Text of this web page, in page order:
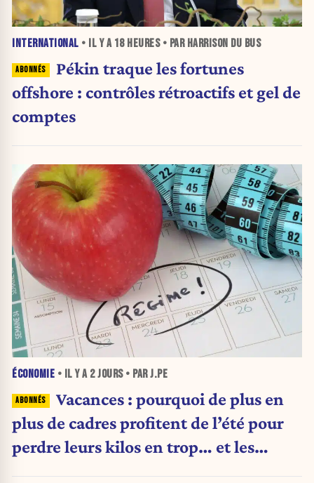
INTERNATIONAL • IL Y A 18 HEURES• PAR HARRISON DU BUS
Pékin traque les fortunes
offshore : contrôles rétroactifs et gel de
comptes
ÉCONOMIE • IL Y A 2 JOURS• PAR J.PE
Vacances : pourquoi de plus en
plus de cadres profitent de l’été pour
perdre leurs kilos en trop… et les